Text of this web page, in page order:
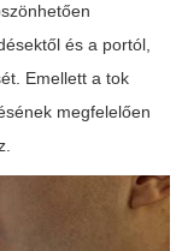
és a portól,
Emellett a tok
megfelelően